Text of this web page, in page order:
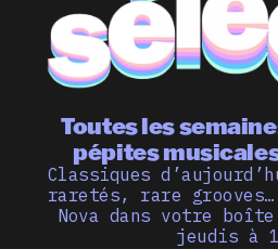
Toutes les
pépites
Classiques
raretés, rare
Nova dans votre
jeudis à